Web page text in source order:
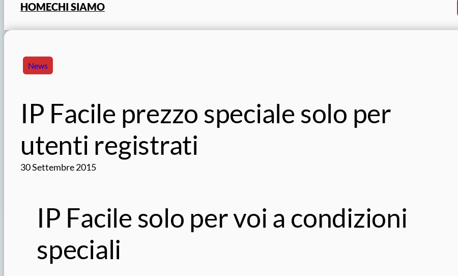
HOMECHI SIAMO
News
IP Facile prezzo speciale solo per
utenti registrati
30 Settembre 2015
IP Facile solo per voi a condizioni
speciali